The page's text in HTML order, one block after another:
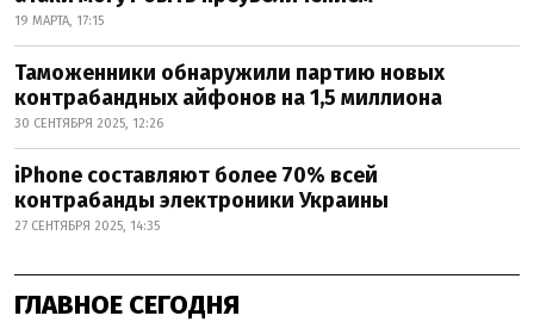
19 МАРТА, 17:15
Таможенники обнаружили партию новых
контрабандных айфонов на 1,5 миллиона
30 СЕНТЯБРЯ 2025, 12:26
iPhone составляют более 70% всей
контрабанды электроники Украины
27 СЕНТЯБРЯ 2025, 14:35
ГЛАВНОЕ СЕГОДНЯ